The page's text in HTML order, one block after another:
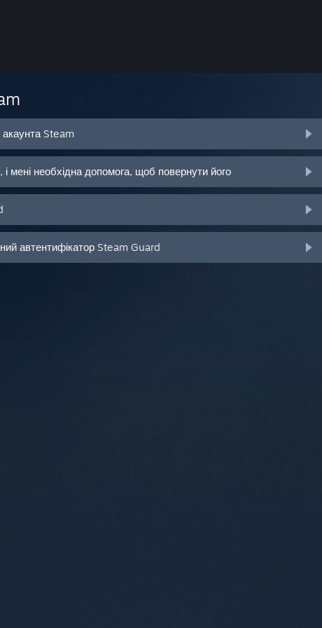
акаунта Steam
мені необхідна допомога, щоб повернути його
автентифікатор Steam Guard